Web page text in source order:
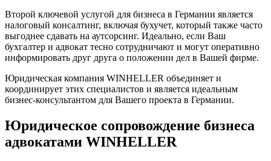
Второй ключевой услугой для бизнеса в Германии является
налоговый консалтинг, включая бухучет, который также часто
выгоднее сдавать на аутсорсинг. Идеально, если Ваш
бухгалтер и адвокат тесно сотрудничают и могут оперативно
информировать друг друга о положении дел в Вашей фирме.
Юридическая компания WINHELLER объединяет и
координирует этих специалистов и является идеальным
бизнес-консультантом для Вашего проекта в Германии.
Юридическое сопровождение бизнеса
адвокатами WINHELLER